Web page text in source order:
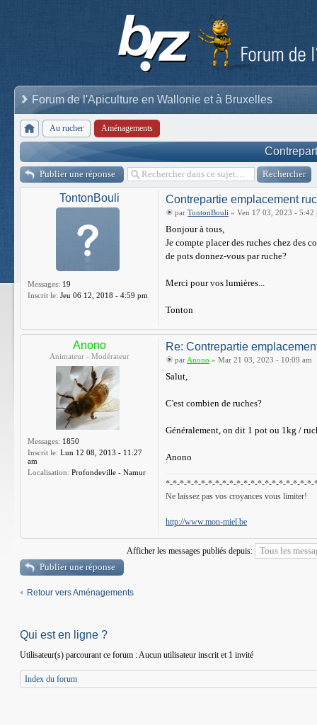
Forum de l'Apiculture en Wallonie et à Bruxelles
Au rucher Aménagements
Publier une réponse
TontonBouli
Messages: 19
Inscrit le: Jeu 06 12, 2018 - 4:59 pm
Contrepartie emplacement
par TontonBouli » Ven 17 03, 2023 - 5:42
Bonjour à tous,
Je compte placer des ruches chez des
de pots donnez-vous par ruche?
Merci pour vos lumières...
Tonton
Anono
Animateur - Modérateur
Messages: 1850
Inscrit le: Lun 12 08, 2013 - 11:27
am
Localisation: Profondeville - Namur
Re: Contrepartie
par Anono » Mar 21 03, 2023 - 10:09 am
Salut,
C'est combien de ruches?
Généralement, on dit 1 pot ou 1kg /
Anono
*-*-*-*-*-*-*-*-*-*-*-*-*-*-*-*-*-*-*-*-*-
Ne laissez pas vos croyances vous limiter!
http://www.mon-miel.be
Afficher les messages publiés depuis:
Publier une réponse
Retour vers Aménagements
Qui est en ligne ?
Utilisateur(s) parcourant ce forum : Aucun utilisateur inscrit et 1 invité
Index du forum